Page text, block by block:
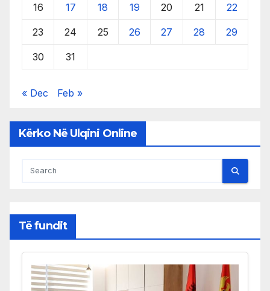
16 17 18 19 20 21 22
23 24 25 26 27 28 29
30 31
« Dec Feb »
Kërko Në Ulqini Online
Të fundit